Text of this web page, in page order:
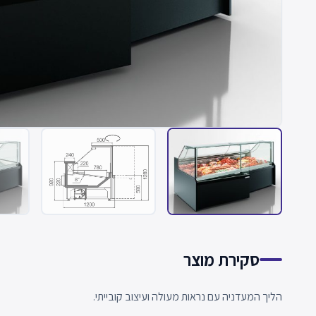
סקירת מוצר
הליך המעדניה עם נראות מעולה ועיצוב קובייתי.